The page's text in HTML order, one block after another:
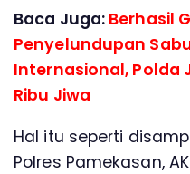
Baca Juga: Berhasil
Penyelundupan
Internasional, Polda
Ribu Jiwa
Hal itu seperti
Polres Pamekasan,